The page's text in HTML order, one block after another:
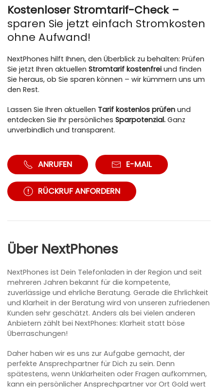
Kostenloser Stromtarif-Check –
sparen Sie jetzt einfach Stromkosten
ohne Aufwand!
NextPhones hilft Ihnen, den Überblick zu behalten: Prüfen
Sie jetzt Ihren aktuellen Stromtarif kostenfrei und finden
Sie heraus, ob Sie sparen können – wir kümmern uns um
den Rest.
Lassen Sie Ihren aktuellen Tarif kostenlos prüfen und
entdecken Sie Ihr persönliches Sparpotenzial. Ganz
unverbindlich und transparent.
ANRUFEN E-MAIL
RÜCKRUF ANFORDERN
Über NextPhones
NextPhones ist Dein Telefonladen in der Region und seit
mehreren Jahren bekannt für die kompetente,
zuverlässige und ehrliche Beratung. Gerade die Ehrlichkeit
und Klarheit in der Beratung wird von unseren zufriedenen
Kunden sehr geschätzt. Anders als bei vielen anderen
Anbietern zählt bei NextPhones: Klarheit statt böse
Überraschungen!
Daher haben wir es uns zur Aufgabe gemacht, der
perfekte Ansprechpartner für Dich zu sein. Denn
spätestens, wenn Unklarheiten oder Fragen aufkommen,
kann ein persönlicher Ansprechpartner vor Ort Gold wert